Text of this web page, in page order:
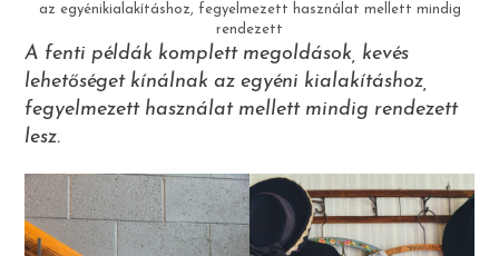
az egyénikialakításhoz, fegyelmezett használat mellett mindig
rendezett
A fenti példák komplett megoldások, kevés
lehetőséget kínálnak az egyéni kialakításhoz,
fegyelmezett használat mellett mindig rendezett
lesz.